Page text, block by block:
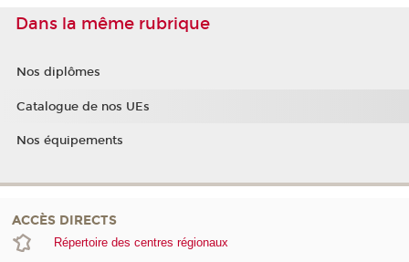
Dans la même rubrique
Nos diplômes
Catalogue de nos UEs
Nos équipements
ACCÈS DIRECTS
Répertoire des centres régionaux